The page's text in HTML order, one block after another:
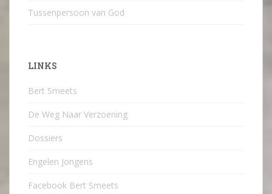
Tussenpersoon van God
LINKS
Bert Smeets
De Weg Naar Verzoening
Dossiers
Engelen Jongens
Facebook Bert Smeets